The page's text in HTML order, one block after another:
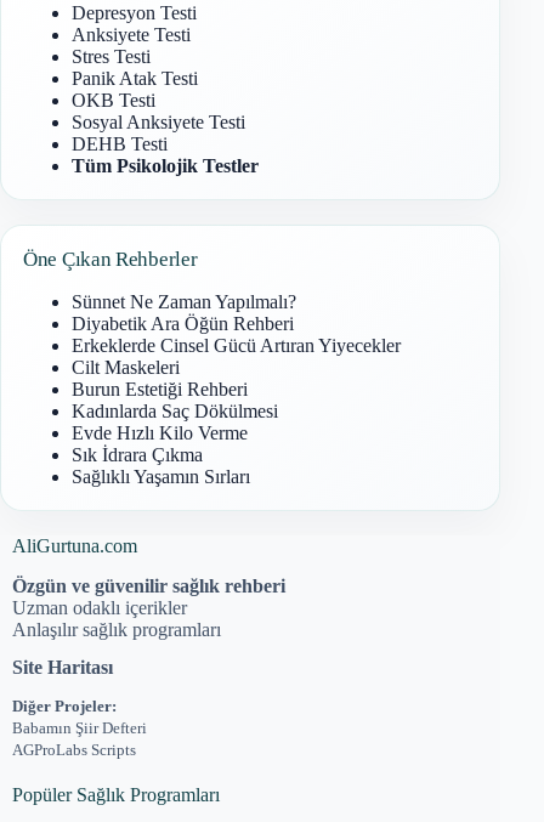
Depresyon Testi
Anksiyete Testi
Stres Testi
Panik Atak Testi
OKB Testi
Sosyal Anksiyete Testi
DEHB Testi
Tüm Psikolojik Testler
Öne Çıkan Rehberler
Sünnet Ne Zaman Yapılmalı?
Diyabetik Ara Öğün Rehberi
Erkeklerde Cinsel Gücü Artıran Yiyecekler
Cilt Maskeleri
Burun Estetiği Rehberi
Kadınlarda Saç Dökülmesi
Evde Hızlı Kilo Verme
Sık İdrara Çıkma
Sağlıklı Yaşamın Sırları
AliGurtuna.com
Özgün ve güvenilir sağlık rehberi
Uzman odaklı içerikler
Anlaşılır sağlık programları
Site Haritası
Diğer Projeler:
Babamın Şiir Defteri
AGProLabs Scripts
Popüler Sağlık Programları